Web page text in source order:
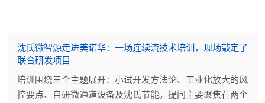
沈氏微智源走进美诺华：一场连续流技术培训，现场敲定了
联合研发项目
培训围绕三个主题展开：小试开发方法论、工业化放大的风
控要点、自研微通道设备及沈氏节能。提问主要聚焦在两个